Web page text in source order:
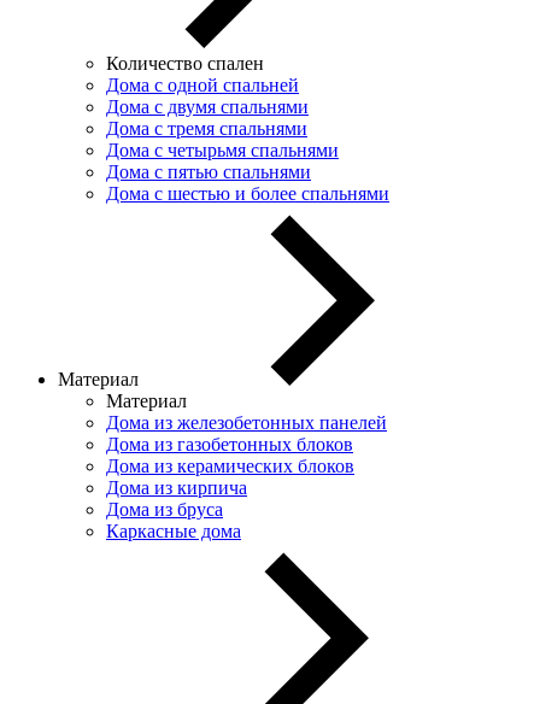
Количество спален
Дома с одной спальней
Дома с двумя спальнями
Дома с тремя спальнями
Дома с четырьмя спальнями
Дома с пятью спальнями
Дома с шестью и более спальнями
Материал
Материал
Дома из железобетонных панелей
Дома из газобетонных блоков
Дома из керамических блоков
Дома из кирпича
Дома из бруса
Каркасные дома